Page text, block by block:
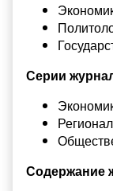
Серии
Содержание